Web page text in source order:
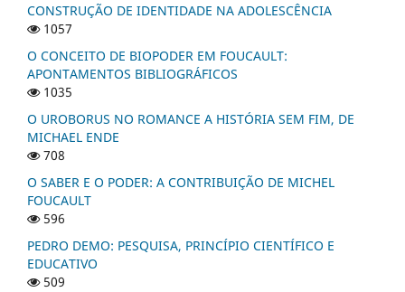
CONSTRUÇÃO DE IDENTIDADE NA ADOLESCÊNCIA
1057
O CONCEITO DE BIOPODER EM FOUCAULT:
APONTAMENTOS BIBLIOGRÁFICOS
1035
O UROBORUS NO ROMANCE A HISTÓRIA SEM FIM, DE
MICHAEL ENDE
708
O SABER E O PODER: A CONTRIBUIÇÃO DE MICHEL
FOUCAULT
596
PEDRO DEMO: PESQUISA, PRINCÍPIO CIENTÍFICO E
EDUCATIVO
509